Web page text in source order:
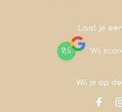
Laat je
9,5 Wij
Wil je op